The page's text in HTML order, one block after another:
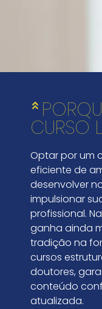
CURSO
Optar por um
eficiente de
desenvolver
impulsionar
profissional.
ganha ainda
tradição na
cursos
doutores,
conteúdo
atualizada.